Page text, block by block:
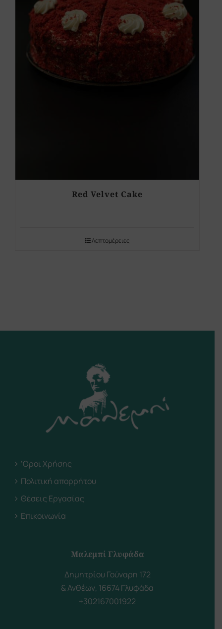
Red Velvet Cake
Λεπτομέρειες
‘Οροι Χρήσης
Πολιτική απορρήτου
Θέσεις Εργασίας
Επικοινωνία
Μαλεμπί Γλυφάδα
Δημητρίου Γούναρη 172
& Ανθέων, 16674 Γλυφάδα
+302167001922